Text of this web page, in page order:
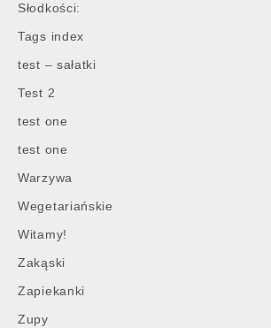
Słodkości:
Tags index
test – sałatki
Test 2
test one
test one
Warzywa
Wegetariańskie
Witamy!
Zakąski
Zapiekanki
Zupy